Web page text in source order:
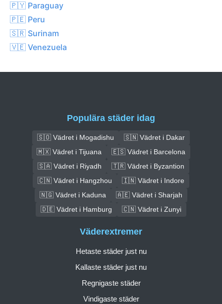
🇵🇾 Paraguay
🇵🇪 Peru
🇸🇷 Surinam
🇻🇪 Venezuela
Populära städer idag
🇸🇴 Vädret i Mogadishu
🇸🇳 Vädret i Dakar
🇲🇽 Vädret i Tijuana
🇪🇸 Vädret i Barcelona
🇸🇦 Vädret i Riyadh
🇹🇷 Vädret i Byzantion
🇨🇳 Vädret i Hangzhou
🇮🇳 Vädret i Indore
🇳🇬 Vädret i Kaduna
🇦🇪 Vädret i Sharjah
🇩🇪 Vädret i Hamburg
🇨🇳 Vädret i Zunyi
Väderextremer
Hetaste städer just nu
Kallaste städer just nu
Regnigaste städer
Vindigaste städer